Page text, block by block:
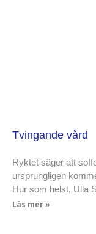
Tvingande vård
Ryktet säger att
ursprungligen
Hur som helst, Ulla
Läs mer »